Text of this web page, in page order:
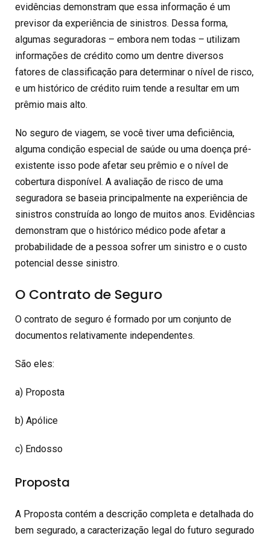
evidências demonstram que essa informação é um
previsor da experiência de sinistros. Dessa forma,
algumas seguradoras – embora nem todas – utilizam
informações de crédito como um dentre diversos
fatores de classificação para determinar o nível de risco,
e um histórico de crédito ruim tende a resultar em um
prêmio mais alto.
No seguro de viagem, se você tiver uma deficiência,
alguma condição especial de saúde ou uma doença pré-
existente isso pode afetar seu prêmio e o nível de
cobertura disponível. A avaliação de risco de uma
seguradora se baseia principalmente na experiência de
sinistros construída ao longo de muitos anos. Evidências
demonstram que o histórico médico pode afetar a
probabilidade de a pessoa sofrer um sinistro e o custo
potencial desse sinistro.
O Contrato de Seguro
O contrato de seguro é formado por um conjunto de
documentos relativamente independentes.
São eles:
a) Proposta
b) Apólice
c) Endosso
Proposta
A Proposta contém a descrição completa e detalhada do
bem segurado, a caracterização legal do futuro segurado